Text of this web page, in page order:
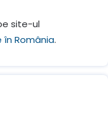
site-ul
în România.